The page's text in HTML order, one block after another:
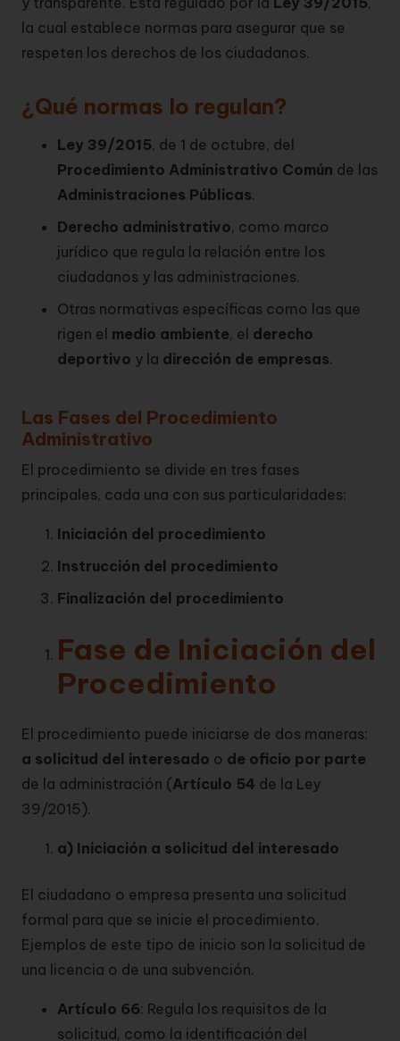
la cual establece normas para asegurar que se
respeten los derechos de los ciudadanos.
¿Qué normas lo regulan?
Ley 39/2015, de 1 de octubre, del
Procedimiento Administrativo Común de las
Administraciones Públicas.
Derecho administrativo, como marco
jurídico que regula la relación entre los
ciudadanos y las administraciones.
Otras normativas específicas como las que
rigen el medio ambiente, el derecho
deportivo y la dirección de empresas.
Las Fases del Procedimiento
Administrativo
El procedimiento se divide en tres fases
principales, cada una con sus particularidades:
Iniciación del procedimiento
Instrucción del procedimiento
Finalización del procedimiento
Fase de Iniciación del
Procedimiento
El procedimiento puede iniciarse de dos maneras:
a solicitud del interesado o de oficio por parte
de la administración (Artículo 54 de la Ley
39/2015).
a) Iniciación a solicitud del interesado
El ciudadano o empresa presenta una solicitud
formal para que se inicie el procedimiento.
Ejemplos de este tipo de inicio son la solicitud de
una licencia o de una subvención.
Artículo 66: Regula los requisitos de la
solicitud, como la identificación del